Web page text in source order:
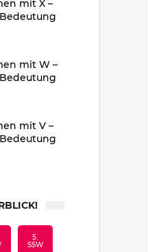
mit X –
mit W –
mit V –
5.
SSW